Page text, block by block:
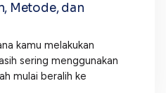
Metode, dan
kamu melakukan
sering menggunakan
mulai beralih ke